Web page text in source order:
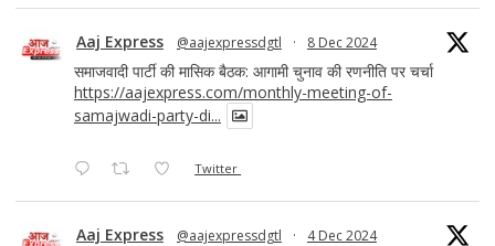
Aaj Express @aajexpressdgtl · 8 Dec 2024
समाजवादी पार्टी की मासिक बैठक: आगामी चुनाव की रणनीति पर चर्चा
https://aajexpress.com/monthly-meeting-of-
samajwadi-party-di...
Twitter
Aaj Express @aajexpressdgtl · 4 Dec 2024